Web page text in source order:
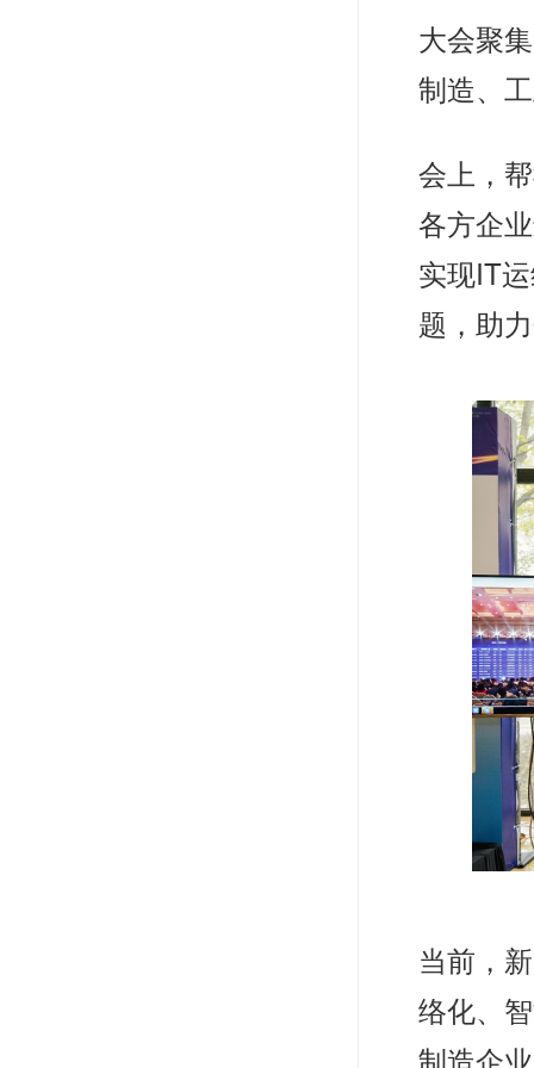
大会聚
制造、
会上，
各方企
实现IT
题，助
当前，
络化、
制造企